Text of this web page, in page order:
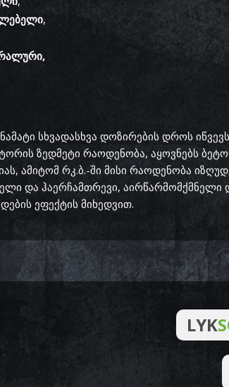
,
სხვადასხვა დოზირების დროს
ზედმეტი რაოდენობა, აყოვნებს
ამიტომ რკ.ბ.-ში მისი რაოდენობა
და ჰაერჩამთრევი, აირწარმომქმნელი
ეფექტის მიხედვით.
LYK